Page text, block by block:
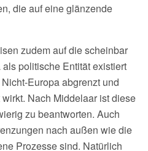
die auf eine glänzende
zudem auf die scheinbar
politische Entität existiert
Europa abgrenzt und
Nach Middelaar ist diese
zu beantworten. Auch
nach außen wie die
Prozesse sind. Natürlich